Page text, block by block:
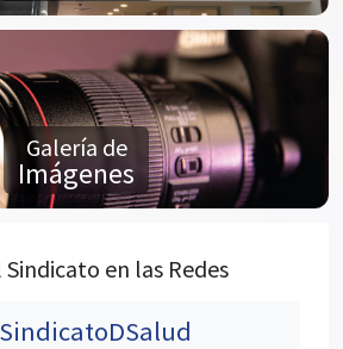
Galería de
Imágenes
Sindicato en las Redes
SindicatoDSalud